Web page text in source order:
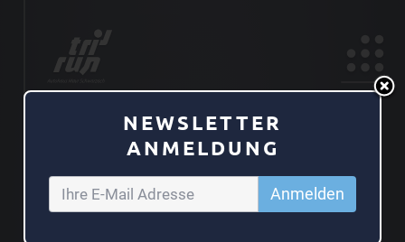
NEWSLETTER
ANMELDUNG
Anmelden